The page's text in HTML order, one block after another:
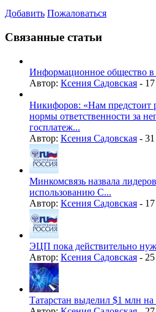
Добавить Пожаловаться
Связанные статьи
Информационное общество в
Автор: Ксения Садовская -
Никифоров: «Нам предстоит
нормы ответственности за
госплатеж...
Автор: Ксения Садовская - 31
Минкомсвязь назвала
использованию С...
Автор: Ксения Садовская -
ЭЦП пока действительно
Автор: Ксения Садовская -
Татарстан выделил $1 млн на